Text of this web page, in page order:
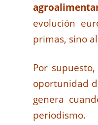
evolución
primas, sino
Por
oportunidad
genera
periodismo.